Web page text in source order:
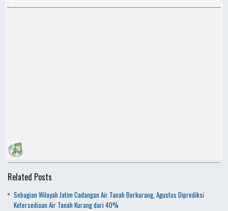
Related Posts
Sebagian Wilayah Jatim Cadangan Air Tanah Berkurang, Agustus Diprediksi
Ketersediaan Air Tanah Kurang dari 40%